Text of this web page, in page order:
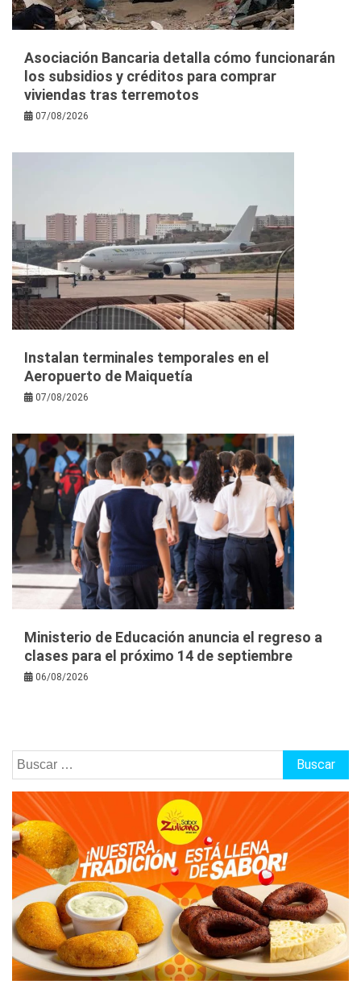
Asociación Bancaria detalla cómo funcionarán
los subsidios y créditos para comprar
viviendas tras terremotos
07/08/2026
Instalan terminales temporales en el
Aeropuerto de Maiquetía
07/08/2026
Ministerio de Educación anuncia el regreso a
clases para el próximo 14 de septiembre
06/08/2026
Buscar: